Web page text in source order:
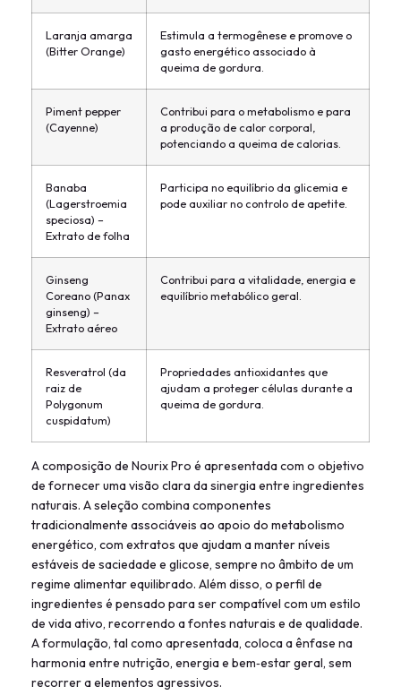
Laranja amarga
(Bitter Orange)
Estimula a termogênese e promove o
gasto energético associado à
queima de gordura.
Piment pepper
(Cayenne)
Contribui para o metabolismo e para
a produção de calor corporal,
potenciando a queima de calorias.
Banaba
(Lagerstroemia
speciosa) –
Extrato de folha
Participa no equilíbrio da glicemia e
pode auxiliar no controlo de apetite.
Ginseng
Coreano (Panax
ginseng) –
Extrato aéreo
Contribui para a vitalidade, energia e
equilíbrio metabólico geral.
Resveratrol (da
raiz de
Polygonum
cuspidatum)
Propriedades antioxidantes que
ajudam a proteger células durante a
queima de gordura.
A composição de Nourix Pro é apresentada com o objetivo
de fornecer uma visão clara da sinergia entre ingredientes
naturais. A seleção combina componentes
tradicionalmente associáveis ao apoio do metabolismo
energético, com extratos que ajudam a manter níveis
estáveis de saciedade e glicose, sempre no âmbito de um
regime alimentar equilibrado. Além disso, o perfil de
ingredientes é pensado para ser compatível com um estilo
de vida ativo, recorrendo a fontes naturais e de qualidade.
A formulação, tal como apresentada, coloca a ênfase na
harmonia entre nutrição, energia e bem‑estar geral, sem
recorrer a elementos agressivos.